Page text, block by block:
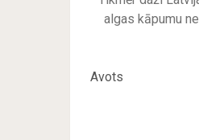
algas kāpumu
Avots